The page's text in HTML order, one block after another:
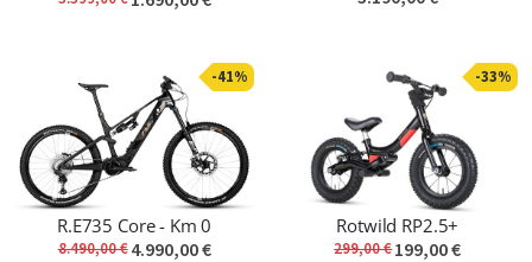
-41%
R.E735 Core - Km 0
8.490,00 €4.990,00 €
-33%
Rotwild RP2.5+
299,00 €199,00 €